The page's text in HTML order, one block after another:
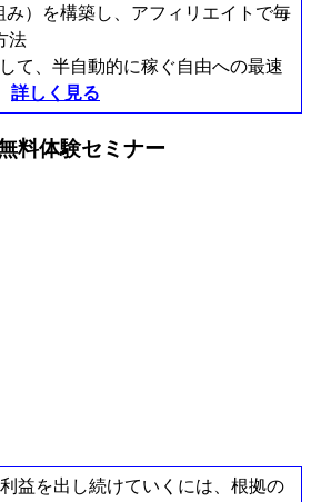
み）を構築し、アフィリエイトで毎
法
て、半自動的に稼ぐ自由への最速
詳しく見る
料体験セミナー
益を出し続けていくには、根拠の